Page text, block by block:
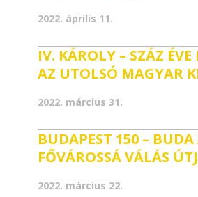
2022. április 11.
IV. KÁROLY – SZÁZ
AZ UTOLSÓ MAGYAR
2022. március 31.
BUDAPEST 150 – BUDA
FŐVÁROSSÁ VÁLÁS
2022. március 22.